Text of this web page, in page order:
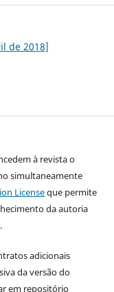
de 2018]
à revista o
simultaneamente
Licenseque permite
da autoria
adicionais
da versão do
em repositório